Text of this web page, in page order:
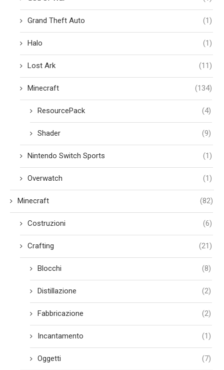
Grand Theft Auto (1)
Halo (1)
Lost Ark (11)
Minecraft (134)
ResourcePack (4)
Shader (9)
Nintendo Switch Sports (1)
Overwatch (1)
Minecraft (82)
Costruzioni (6)
Crafting (21)
Blocchi (8)
Distillazione (2)
Fabbricazione (2)
Incantamento (1)
Oggetti (7)